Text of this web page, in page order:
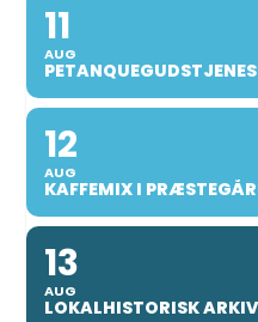
11
AUG
12
AUG
KAFFEMIX I
13
AUG
LOKALHISTORISK